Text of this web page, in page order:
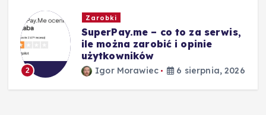
2
Zarobki
SuperPay.me – co to za serwis,
ile można zarobić i opinie
użytkowników
Igor Morawiec 6 sierpnia, 2026